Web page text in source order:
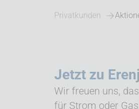
Privatkunden
Jetzt zu
Wir freuen uns,
für Strom oder